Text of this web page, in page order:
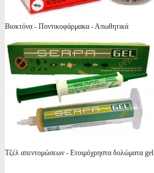
Βιοκτόνα - Ποντικοφάρμακα - Απωθητικά
Τζέλ απεντομώσεων - Ετοιμόχρηστα δολώματα gel